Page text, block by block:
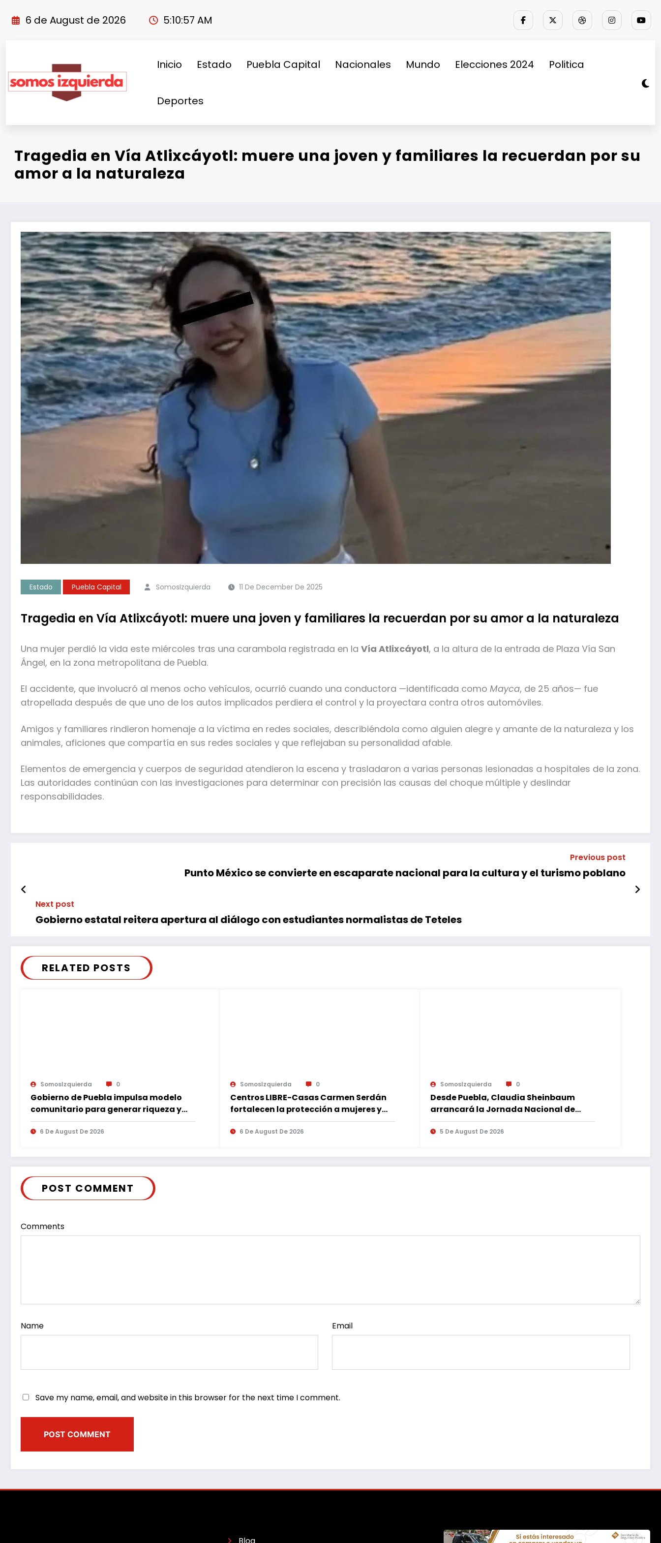
6 de August de 2026 5:10:57 AM
Inicio Estado Puebla Capital Nacionales Mundo Elecciones 2024 Politica
Deportes
Tragedia en Vía Atlixcáyotl: muere una joven y familiares la recuerdan por su
amor a la naturaleza
Estado Puebla Capital SomosIzquierda 11 De December De 2025
Tragedia en Vía Atlixcáyotl: muere una joven y familiares la recuerdan por su amor a la naturaleza
Una mujer perdió la vida este miércoles tras una carambola registrada en la Vía Atlixcáyotl, a la altura de la entrada de Plaza Vía San
Ángel, en la zona metropolitana de Puebla.
El accidente, que involucró al menos ocho vehículos, ocurrió cuando una conductora —identificada como Mayca, de 25 años— fue
atropellada después de que uno de los autos implicados perdiera el control y la proyectara contra otros automóviles.
Amigos y familiares rindieron homenaje a la víctima en redes sociales, describiéndola como alguien alegre y amante de la naturaleza y los
animales, aficiones que compartía en sus redes sociales y que reflejaban su personalidad afable.
Elementos de emergencia y cuerpos de seguridad atendieron la escena y trasladaron a varias personas lesionadas a hospitales de la zona.
Las autoridades continúan con las investigaciones para determinar con precisión las causas del choque múltiple y deslindar
responsabilidades.
Previous post
Punto México se convierte en escaparate nacional para la cultura y el turismo poblano
Next post
Gobierno estatal reitera apertura al diálogo con estudiantes normalistas de Teteles
RELATED POSTS
SomosIzquierda 0
Gobierno de Puebla impulsa modelo
comunitario para generar riqueza y
desarrollo
6 De August De 2026
SomosIzquierda 0
Centros LIBRE-Casas Carmen Serdán
fortalecen la protección a mujeres y
reducen feminicidios en Puebla
6 De August De 2026
SomosIzquierda 0
Desde Puebla, Claudia Sheinbaum
arrancará la Jornada Nacional de
Reforestación
5 De August De 2026
POST COMMENT
Comments
Name Email
Save my name, email, and website in this browser for the next time I comment.